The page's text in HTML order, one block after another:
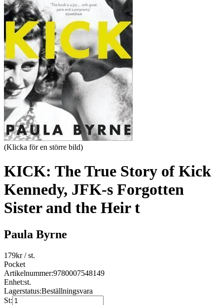
(Klicka för en större bild)
KICK: The True Story of Kick
Kennedy, JFK-s Forgotten
Sister and the Heir t
Paula Byrne
179kr/ st.
Pocket
Artikelnummer:9780007548149
Enhet:st.
Lagerstatus:Beställningsvara
St: